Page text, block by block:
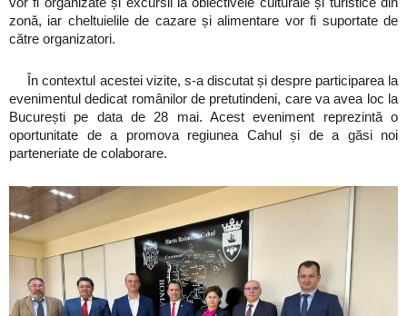
zonă, iar cheltuielile de cazare și alimentare vor fi suportate de
către organizatori.
În contextul acestei vizite, s-a discutat și despre participarea la
evenimentul dedicat românilor de pretutindeni, care va avea loc la
București pe data de 28 mai. Acest eveniment reprezintă o
oportunitate de a promova regiunea Cahul și de a găsi noi
parteneriate de colaborare.